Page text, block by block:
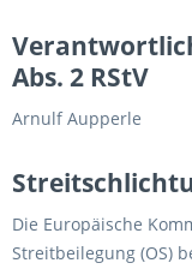
Abs. 2 RStV
Arnulf Aupperle
Die Europäische
Streitbeilegung (OS)